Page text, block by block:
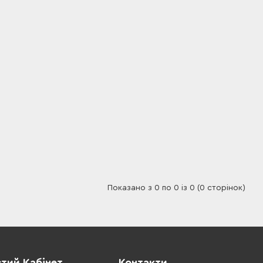
Показано з 0 по 0 із 0 (0 сторінок)